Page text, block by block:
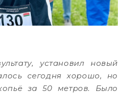
установил новый
сегодня хорошо, но
за 50 метров. Было